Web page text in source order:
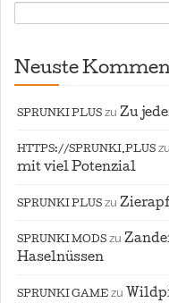
Suchen
nach:
Neuste
SPRUNKI PLUS zu Zu
HTTPS://SPRUNKI.PLUS zu
mit viel Potenzial
SPRUNKI PLUS zu
SPRUNKI MODS zu
Haselnüssen
SPRUNKI GAME zu